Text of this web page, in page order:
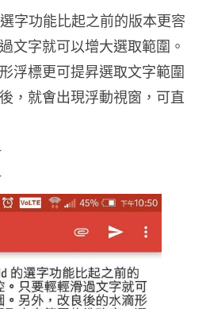
字功能比起之前的版本更䆟
文字就可以增大選取範圍。
浮標更可提昇選取文字範圍
，就㑹出現浮動視窗，可直